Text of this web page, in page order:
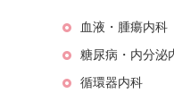
血液・腫瘍内科
糖尿病・内分泌
循環器内科